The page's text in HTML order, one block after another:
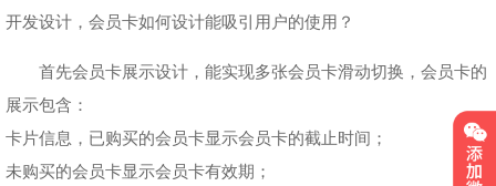
开发设计，会员卡如何设计能吸引用户的使用？
首先会员卡展示设计，能实现多张会员卡滑动切换，会员卡的
展示包含：
卡片信息，已购买的会员卡显示会员卡的截止时间；
未购买的会员卡显示会员卡有效期；